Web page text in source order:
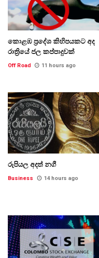
කොළඹ ප්‍රදේශ කිහිපයකට අද
රාත්‍රියේ ජල කප්පාදුවක්
Off Road 11 hours ago
රුපියල අදත් නගී
Business 14 hours ago